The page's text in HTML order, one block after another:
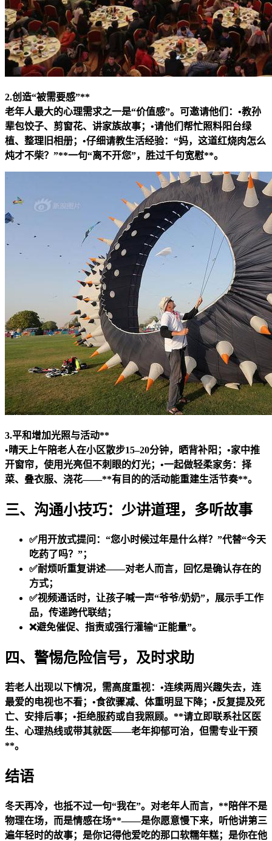
2.创造“被需要感”**
老年人最大的心理需求之一是“价值感”。可邀请他们：•教孙
辈包饺子、剪窗花、讲家族故事；•请他们帮忙照料阳台绿
植、整理旧相册；•仔细请教生活经验：“妈，这道红烧肉怎么
炖才不柴？”**一句“离不开您”，胜过千句宽慰**。
3.平和增加光照与活动**
•晴天上午陪老人在小区散步15–20分钟，晒背补阳；•家中推
开窗帘，使用光亮但不刺眼的灯光；•一起做轻柔家务：择
菜、叠衣服、浇花——**有目的的活动能重建生活节奏**。
三、沟通小技巧：少讲道理，多听故事
✅用开放式提问：“您小时候过年是什么样？”代替“今天
吃药了吗？”；
✅耐烦听重复讲述——对老人而言，回忆是确认存在的
方式；
✅视频通话时，让孩子喊一声“爷爷/奶奶”，展示手工作
品，传递跨代联结；
❌避免催促、指责或强行灌输“正能量”。
四、警惕危险信号，及时求助
若老人出现以下情况，需高度重视：•连续两周兴趣失去，连
最爱的电视也不看；•食欲骤减、体重明显下降；•反复提及死
亡、安排后事；•拒绝服药或自我照顾。**请立即联系社区医
生、心理热线或带其就医——老年抑郁可治，但需专业干预
**。
结语
冬天再冷，也抵不过一句“我在”。对老年人而言，**陪伴不是
物理在场，而是情感在场**——是你愿意慢下来，听他讲第三
遍年轻时的故事；是你记得他爱吃的那口软糯年糕；是你在他